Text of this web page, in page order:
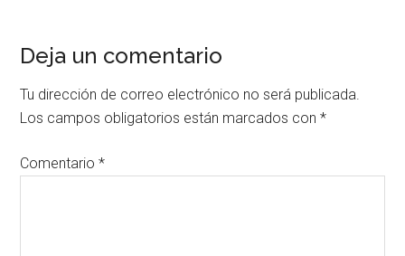
Deja un comentario
Tu dirección de correo electrónico no será publicada.
Los campos obligatorios están marcados con*
Comentario*